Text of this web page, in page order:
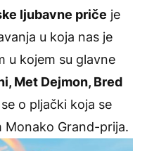
ljubavne priče je
u koja nas je
u kojem su glavne
Met Dejmon, Bred
o pljački koja se
Monako Grand-prija.